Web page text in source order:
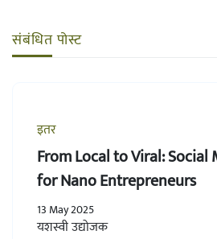
संबंधित पोस्ट
इतर
From Local to Viral: Social
for Nano Entrepreneurs
13 May 2025
यशस्वी उद्योजक